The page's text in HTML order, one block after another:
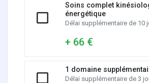
Soins complet
énergétique
Délai supplémentaire de 10
+ 66 €
1 domaine
Délai supplémentaire de 3